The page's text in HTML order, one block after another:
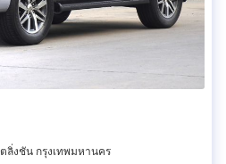
ตลิ่งชัน กรุงเทพมหานคร